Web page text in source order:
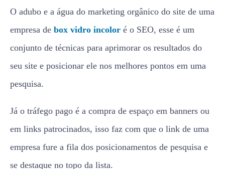
O adubo e a água do marketing orgânico do site de uma
empresa de box vidro incolor é o SEO, esse é um
conjunto de técnicas para aprimorar os resultados do
seu site e posicionar ele nos melhores pontos em uma
pesquisa.
Já o tráfego pago é a compra de espaço em banners ou
em links patrocinados, isso faz com que o link de uma
empresa fure a fila dos posicionamentos de pesquisa e
se destaque no topo da lista.